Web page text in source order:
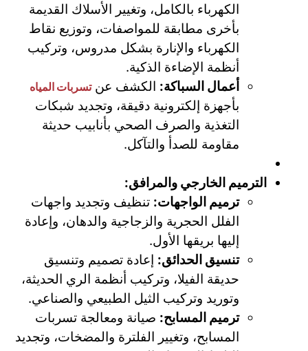
الكهرباء بالكامل، وتغيير الأسلاك القديمة
بأخرى مطابقة للمواصفات، وتوزيع نقاط
الكهرباء والإنارة بشكل مدروس، وتركيب
أنظمة الإضاءة الذكية.
أعمال السباكة: الكشف عنتسربات المياه
بأجهزة إلكترونية دقيقة، وتجديد شبكات
التغذية والصرف الصحي بأنابيب حديثة
مقاومة للصدأ والتآكل.
الترميم الخارجي والمرافق:
ترميم الواجهات: تنظيف وتجديد واجهات
الفلل الحجرية والزجاجية والدهان، وإعادة
إليها بريقها الأول.
تنسيق الحدائق: إعادة تصميم وتنسيق
حديقة الفيلا، وتركيب أنظمة الري الحديثة،
وتوريد وتركيب الثيل الطبيعي والصناعي.
ترميم المسابح: صيانة ومعالجة تسربات
المسابح، وتغيير الفلترة والمضخات، وتجديد